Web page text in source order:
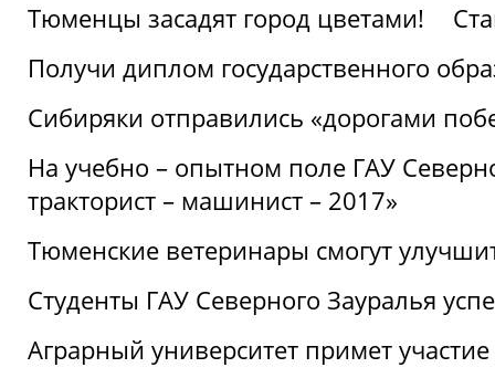
Тюменцы засадят город цветами!
Получи диплом государственного
Сибиряки отправились «дорогами
На учебно – опытном поле ГАУ
тракторист – машинист – 2017»
Тюменские ветеринары смогут
Студенты ГАУ Северного Зауралья
Аграрный университет примет